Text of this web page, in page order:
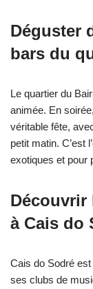
Déguster
bars du
Le quartier du
animée. En
véritable fête,
petit matin. C’est
exotiques et pour
Découvrir
à Cais do
Cais do Sodré
ses clubs de